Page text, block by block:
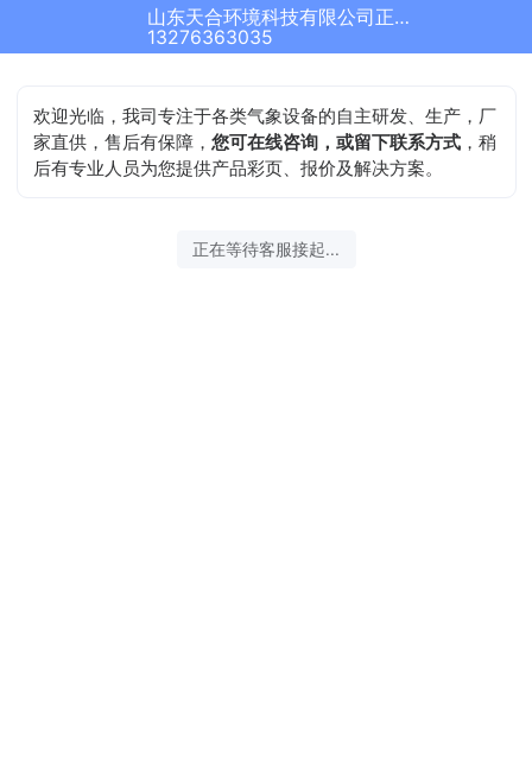
山东天合环境科技有限公司正在为您服务
13276363035
欢迎光临，我司专注于各类气象设备的自主研发、生产，厂
家直供，售后有保障，您可在线咨询，或留下联系方式 ，稍
后有专业人员为您提供产品彩页、报价及解决方案。
正在等待客服接起...